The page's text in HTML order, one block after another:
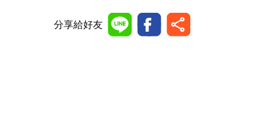
分享給好友